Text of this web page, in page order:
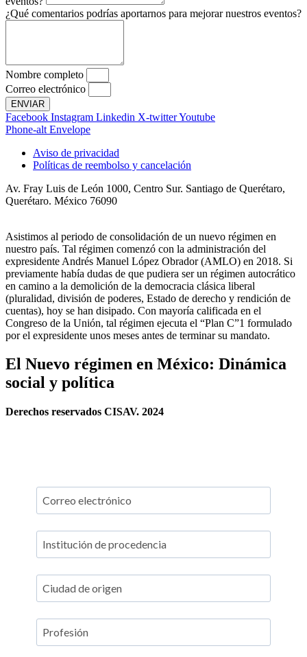
¿Qué comentarios podrías aportarnos para mejorar nuestros eventos?
Nombre completo
Correo electrónico
ENVIAR
Facebook Instagram Linkedin X-twitterYoutube
Phone-alt Envelope
Aviso de privacidad
Políticas de reembolso y cancelación
Av. Fray Luis de León 1000, Centro Sur. Santiago de Querétaro,
Querétaro. México 76090
Asistimos al periodo de consolidación de un nuevo régimen en
nuestro país. Tal régimen comenzó con la administración del
expresidente Andrés Manuel López Obrador (AMLO) en 2018. Si
previamente había dudas de que pudiera ser un régimen autocrático
en camino a la demolición de la democracia clásica liberal
(pluralidad, división de poderes, Estado de derecho y rendición de
cuentas), hoy se han disipado. Con mayoría calificada en el
Congreso de la Unión, tal régimen ejecuta el “Plan C”1 formulado
por el expresidente unos meses antes de terminar su mandato.
El Nuevo régimen en México: Dinámica
social y política
Derechos reservados CISAV. 2024